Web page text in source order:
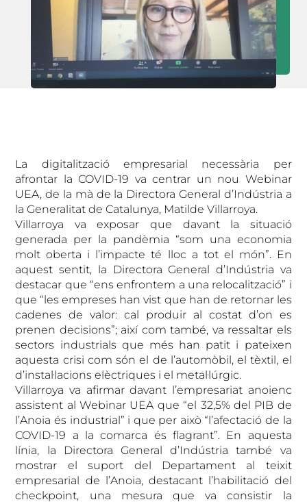
La digitalització empresarial necessària per
afrontar la COVID-19 va centrar un nou Webinar
UEA, de la mà de la Directora General d’Indústria a
la Generalitat de Catalunya, Matilde Villarroya.
Villarroya va exposar que davant la situació
generada per la pandèmia “som una economia
molt oberta i l’impacte té lloc a tot el món”. En
aquest sentit, la Directora General d’Indústria va
destacar que “ens enfrontem a una relocalització” i
que “les empreses han vist que han de retornar les
cadenes de valor: cal produir al costat d’on es
prenen decisions”; així com també, va ressaltar els
sectors industrials que més han patit i pateixen
aquesta crisi com són el de l’automòbil, el tèxtil, el
d’instal·lacions elèctriques i el metal·lúrgic.
Villarroya va afirmar davant l’empresariat anoienc
assistent al Webinar UEA que “el 32,5% del PIB de
l’Anoia és industrial” i que per això “l’afectació de la
COVID-19 a la comarca és flagrant”. En aquesta
línia, la Directora General d’Indústria també va
mostrar el suport del Departament al teixit
empresarial de l’Anoia, destacant l’habilitació del
checkpoint, una mesura que va consistir la